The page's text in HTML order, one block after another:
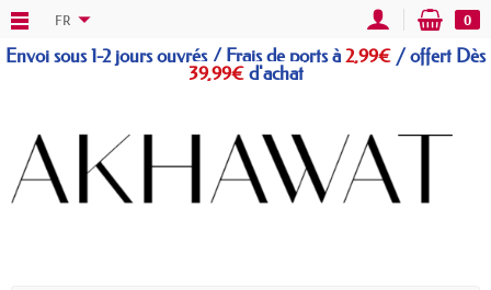
Envoi sous 1-2 jours ouvrés / Frais de ports à 2,99€ /offert Dès
39,99€d'achat
FR 0